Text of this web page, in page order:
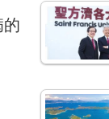
的